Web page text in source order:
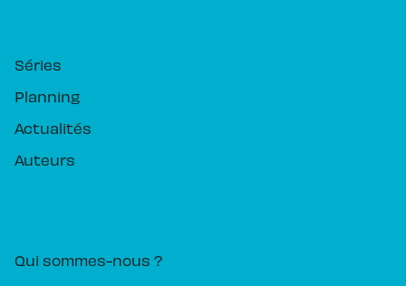
Séries
Planning
Actualités
Auteurs
Qui sommes-nous ?